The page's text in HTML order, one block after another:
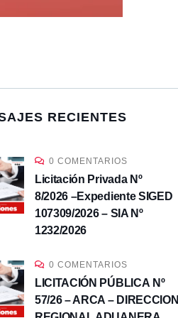
RECIENTES
0 COMENTARIOS
Licitación Privada Nº
8/2026 –Expediente SIGED
107309/2026 – SIA Nº
1232/2026
0 COMENTARIOS
LICITACIÓN PÚBLICA Nº
57/26 – ARCA – DIRECCION